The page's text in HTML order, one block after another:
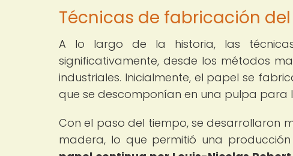
Técnicas de fabricación
A lo largo de la historia, las
significativamente, desde los métodos
industriales. Inicialmente, el papel se
que se descomponían en una pulpa para
Con el paso del tiempo, se desarrollaron
madera, lo que permitió una